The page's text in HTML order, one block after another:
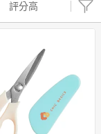
親子玩具
情趣用品
評分高